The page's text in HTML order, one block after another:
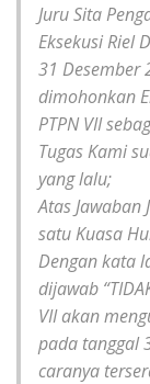
Juru Sita
Eksekusi Riel
31 Desember
dimohonkan
PTPN VII
Tugas Kami
yang lalu;
Atas Jawaban
satu Kuasa
Dengan kata
dijawab
VII akan
pada tanggal
caranya